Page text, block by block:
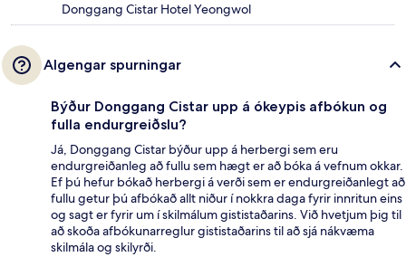
Donggang Cistar Hotel Yeongwol
Algengar spurningar
Býður Donggang Cistar upp á ókeypis afbókun og
fulla endurgreiðslu?
Já, Donggang Cistar býður upp á herbergi sem eru
endurgreiðanleg að fullu sem hægt er að bóka á vefnum okkar.
Ef þú hefur bókað herbergi á verði sem er endurgreiðanlegt að
fullu getur þú afbókað allt niður í nokkra daga fyrir innritun eins
og sagt er fyrir um í skilmálum gististaðarins. Við hvetjum þig til
að skoða afbókunarreglur gististaðarins til að sjá nákvæma
skilmála og skilyrði.